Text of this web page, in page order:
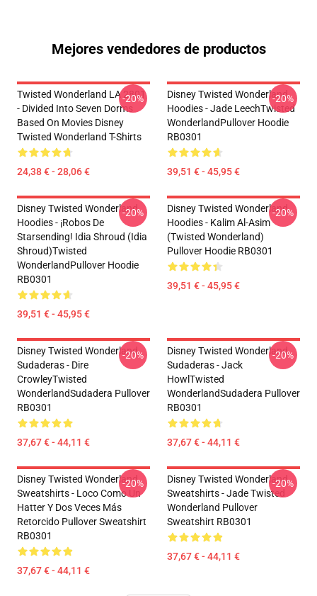
Mejores vendedores de productos
Twisted Wonderland LA 2801
- Divided Into Seven Dorms
Based On Movies Disney
Twisted Wonderland T-Shirts
24,38 € - 28,06 €
-20%
Disney Twisted Wonderland
Hoodies - Jade LeechTwisted
WonderlandPullover Hoodie
RB0301
39,51 € - 45,95 €
-20%
Disney Twisted Wonderland
Hoodies - ¡Robos De
Starsending! Idia Shroud (Idia
Shroud)Twisted
WonderlandPullover Hoodie
RB0301
39,51 € - 45,95 €
-20%
Disney Twisted Wonderland
Hoodies - Kalim Al-Asim
(Twisted Wonderland)
Pullover Hoodie RB0301
39,51 € - 45,95 €
-20%
Disney Twisted Wonderland
Sudaderas - Dire
CrowleyTwisted
WonderlandSudadera Pullover
RB0301
37,67 € - 44,11 €
-20%
Disney Twisted Wonderland
Sudaderas - Jack
HowlTwisted
WonderlandSudadera Pullover
RB0301
37,67 € - 44,11 €
-20%
Disney Twisted Wonderland
Sweatshirts - Loco Como Un
Hatter Y Dos Veces Más
Retorcido Pullover Sweatshirt
RB0301
37,67 € - 44,11 €
-20%
Disney Twisted Wonderland
Sweatshirts - Jade Twisted
Wonderland Pullover
Sweatshirt RB0301
37,67 € - 44,11 €
-20%